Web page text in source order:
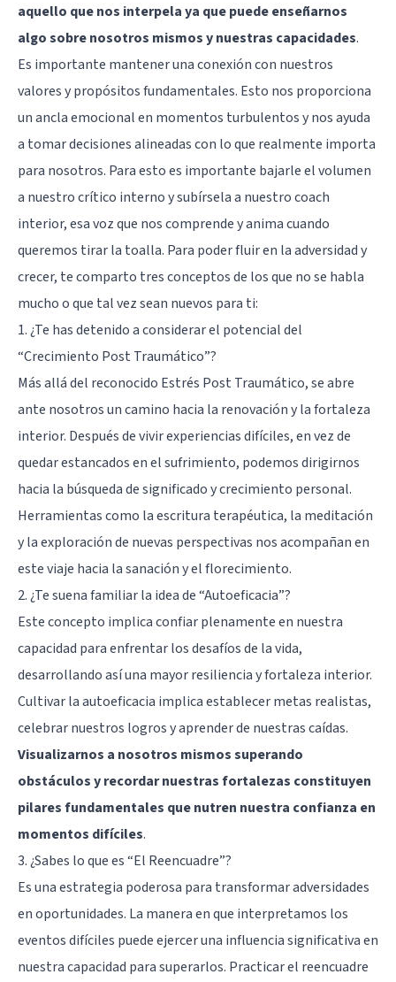
aquello que nos interpela ya que puede enseñarnos
algo sobre nosotros mismos y nuestras capacidades.
Es importante mantener una conexión con nuestros
valores y propósitos fundamentales. Esto nos proporciona
un ancla emocional en momentos turbulentos y nos ayuda
a tomar decisiones alineadas con lo que realmente importa
para nosotros. Para esto es importante bajarle el volumen
a nuestro crítico interno y subírsela a nuestro coach
interior, esa voz que nos comprende y anima cuando
queremos tirar la toalla. Para poder fluir en la adversidad y
crecer, te comparto tres conceptos de los que no se habla
mucho o que tal vez sean nuevos para ti:
1. ¿Te has detenido a considerar el potencial del
“Crecimiento Post Traumático”?
Más allá del reconocido Estrés Post Traumático, se abre
ante nosotros un camino hacia la renovación y la fortaleza
interior. Después de vivir experiencias difíciles, en vez de
quedar estancados en el sufrimiento, podemos dirigirnos
hacia la búsqueda de significado y crecimiento personal.
Herramientas como la escritura terapéutica, la meditación
y la exploración de nuevas perspectivas nos acompañan en
este viaje hacia la sanación y el florecimiento.
2. ¿Te suena familiar la idea de “Autoeficacia”?
Este concepto implica confiar plenamente en nuestra
capacidad para enfrentar los desafíos de la vida,
desarrollando así una mayor resiliencia y fortaleza interior.
Cultivar la autoeficacia implica establecer metas realistas,
celebrar nuestros logros y aprender de nuestras caídas.
Visualizarnos a nosotros mismos superando
obstáculos y recordar nuestras fortalezas constituyen
pilares fundamentales que nutren nuestra confianza en
momentos difíciles.
3. ¿Sabes lo que es “El Reencuadre”?
Es una estrategia poderosa para transformar adversidades
en oportunidades. La manera en que interpretamos los
eventos difíciles puede ejercer una influencia significativa en
nuestra capacidad para superarlos. Practicar el reencuadre